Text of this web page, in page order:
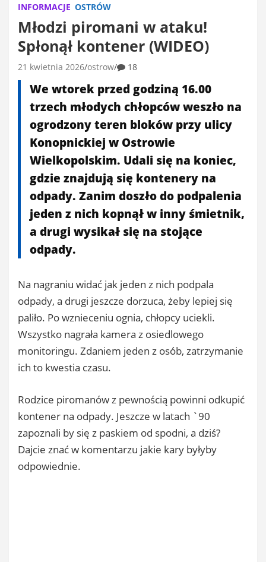
INFORMACJE OSTRÓW
Młodzi piromani w ataku!
Spłonął kontener (WIDEO)
21 kwietnia 2026 ostrow 18
We wtorek przed godziną 16.00
trzech młodych chłopców weszło na
ogrodzony teren bloków przy ulicy
Konopnickiej w Ostrowie
Wielkopolskim. Udali się na koniec,
gdzie znajdują się kontenery na
odpady. Zanim doszło do podpalenia
jeden z nich kopnął w inny śmietnik,
a drugi wysikał się na stojące
odpady.
Na nagraniu widać jak jeden z nich podpala
odpady, a drugi jeszcze dorzuca, żeby lepiej się
paliło. Po wznieceniu ognia, chłopcy uciekli.
Wszystko nagrała kamera z osiedlowego
monitoringu. Zdaniem jeden z osób, zatrzymanie
ich to kwestia czasu.
Rodzice piromanów z pewnością powinni odkupić
kontener na odpady. Jeszcze w latach `90
zapoznali by się z paskiem od spodni, a dziś?
Dajcie znać w komentarzu jakie kary byłyby
odpowiednie.